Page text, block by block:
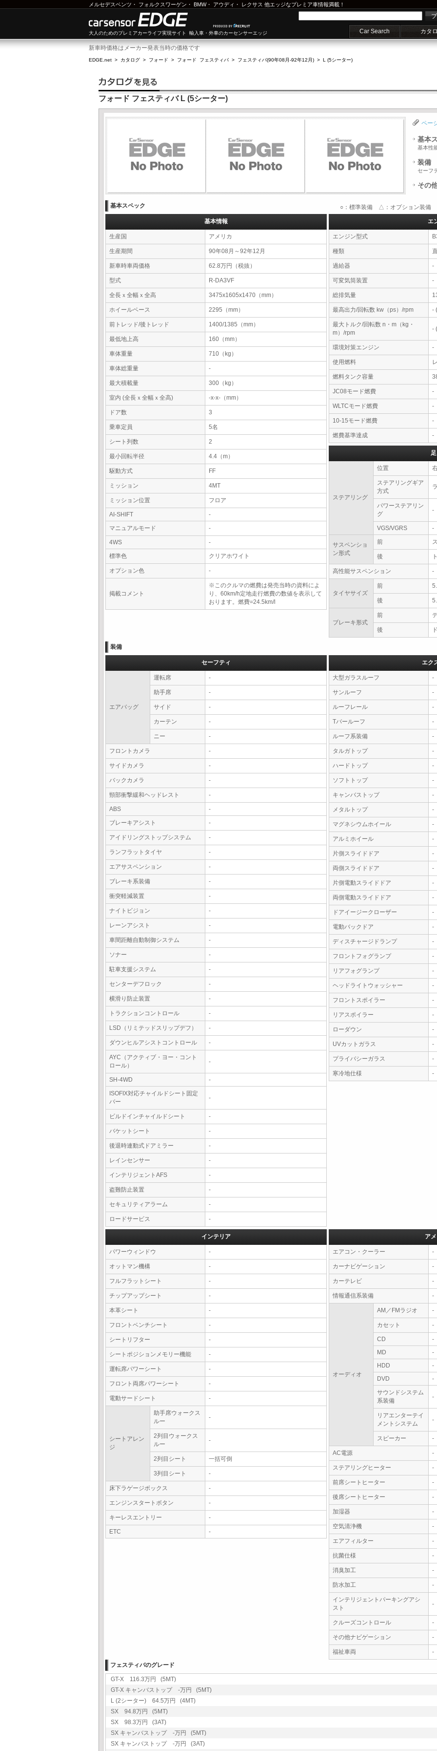
メルセデスベンツ ・ フォルクスワーゲン ・ BMW・ アウディ ・ レクサス 他エッジなプレミア車情報満載！
大人のためのプレミアカーライフ実現サイト 輸入車・外車のカーセンサーエッジ Car Search カタ
新車時価格はメーカー発表当時の価格です
EDGE.net > カタログ > フォード > フォード フェスティバ > フェスティバ(90年08月-92年12月) > L (5シーター)
フォード フェスティバ L (5シーター)
ペー
基本
基本性
装備
セーフ
その
基本スペック ○：標準装備 △：オプション装備 -
基本情報
生産国 アメリカ
生産期間 90年08月～92年12月
新車時車両価格 62.8万円（税抜）
型式 R-DA3VF
全長ｘ全幅ｘ全高 3475x1605x1470（mm）
ホイールベース 2295（mm）
前トレッド/後トレッド 1400/1385（mm）
最低地上高 160（mm）
車体重量 710（kg）
車体総重量 -
最大積載量 300（kg）
室内 (全長ｘ全幅ｘ全高) -x-x-（mm）
ドア数 3
乗車定員 5名
シート列数 2
最小回転半径 4.4（m）
駆動方式 FF
ミッション 4MT
ミッション位置 フロア
AI-SHIFT
-
マニュアルモード
-
4WS
-
標準色
クリアホワイト
オプション色 -
掲載コメント
※このクルマの燃費は発売当時の資料によ
り、60km/h定地走行燃費の数値を表示して
おります。燃費=24.5km/l
エ
エンジン型式
種類
過給器 -
可変気筒装置 -
総排気量
最高出力/回転数 kw（ps）/rpm -
最大トルク/回転数 n・m（kg・
m）/rpm
-
環境対策エンジン -
使用燃料
燃料タンク容量
JC08モード燃費 -
WLTCモード燃費 -
10-15モード燃費 -
燃費基準達成 -
ステアリング
位置
ステアリングギア
方式
パワーステアリン
グ
-
VGS/VGRS -
サスペンショ
ン形式
前
後
高性能サスペンション -
タイヤサイズ
前
後
ブレーキ形式
前
後
装備
セーフティ
エアバッグ
運転席 -
助手席 -
サイド -
カーテン -
ニー -
フロントカメラ -
サイドカメラ -
バックカメラ -
頸部衝撃緩和ヘッドレスト -
ABS
-
ブレーキアシスト
-
アイドリングストップシステム -
ランフラットタイヤ -
エアサスペンション -
ブレーキ系装備 -
衝突軽減装置 -
ナイトビジョン -
レーンアシスト -
車間距離自動制御システム -
ソナー -
駐車支援システム -
センターデフロック -
横滑り防止装置 -
トラクションコントロール -
LSD（リミテッドスリップデフ） -
ダウンヒルアシストコントロール -
AYC（アクティブ・ヨー・コント
ロール）
-
SH-4WD
-
ISOFIX対応チャイルドシート固定
バー
-
ビルドインチャイルドシート -
バケットシート -
後退時連動式ドアミラー -
レインセンサー -
インテリジェントAFS -
盗難防止装置 -
セキュリティアラーム -
ロードサービス -
エク
大型ガラスルーフ -
サンルーフ -
ルーフレール -
Tバールーフ -
ルーフ系装備 -
タルガトップ -
ハードトップ -
ソフトトップ -
キャンバストップ -
メタルトップ -
マグネシウムホイール -
アルミホイール -
片側スライドドア -
両側スライドドア -
片側電動スライドドア -
両側電動スライドドア -
ドアイージークローザー -
電動バックドア -
ディスチャージドランプ -
フロントフォグランプ -
リアフォグランプ -
ヘッドライトウォッシャー -
フロントスポイラー -
リアスポイラー -
ローダウン -
UVカットガラス -
プライバシーガラス -
寒冷地仕様 -
インテリア
パワーウィンドウ -
オットマン機構 -
フルフラットシート -
チップアップシート -
本革シート -
フロントベンチシート -
シートリフター -
シートポジションメモリー機能 -
運転席パワーシート -
フロント両席パワーシート -
電動サードシート -
シートアレン
ジ
助手席ウォークス
ルー
-
2列目ウォークス
ルー
-
2列目シート 一括可倒
3列目シート -
床下ラゲージボックス -
エンジンスタートボタン -
キーレスエントリー -
ETC -
ア
エアコン・クーラー -
カーナビゲーション -
カーテレビ -
情報通信系装備 -
オーディオ
AM／FMラジオ -
カセット -
CD
-
MD
-
HDD
-
DVD
-
サウンドシステム
系装備
-
リアエンターテイ
メントシステム
-
スピーカー -
AC電源 -
ステアリングヒーター -
前席シートヒーター -
後席シートヒーター -
加湿器 -
空気清浄機 -
エアフィルター -
抗菌仕様 -
消臭加工 -
防水加工 -
インテリジェントパーキングアシ
スト
-
クルーズコントロール -
その他ナビゲーション -
福祉車両
-
フェスティバのグレード
GT-X 116.3万円 (5MT)
GT-X キャンバストップ -万円 (5MT)
L (2シーター) 64.5万円 (4MT)
SX 94.8万円 (5MT)
SX 98.3万円 (3AT)
SX キャンバストップ -万円 (5MT)
SX キャンバストップ -万円 (3AT)